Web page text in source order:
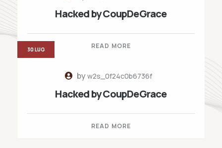
Hacked by CoupDeGrace
READ MORE
byw2s_0f24c0b6736f
Hacked by CoupDeGrace
READ MORE
30 LUG